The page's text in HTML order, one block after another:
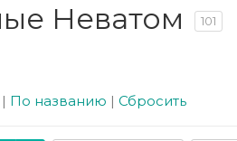
Неватом 101
| По названию | Сбросить